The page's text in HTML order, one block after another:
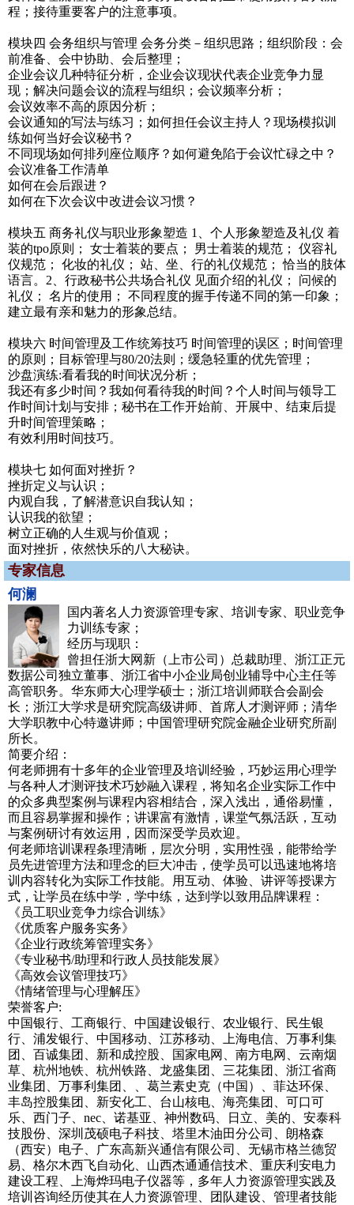
程；接待重要客户的注意事项。
模块四 会务组织与管理 会务分类－组织思路；组织阶段：会
前准备、会中协助、会后整理；
企业会议几种特征分析，企业会议现状代表企业竞争力显
现；解决问题会议的流程与组织；会议频率分析；
会议效率不高的原因分析；
会议通知的写法与练习；如何担任会议主持人？现场模拟训
练如何当好会议秘书？
不同现场如何排列座位顺序？如何避免陷于会议忙碌之中？
会议准备工作清单
如何在会后跟进？
如何在下次会议中改进会议习惯？
模块五 商务礼仪与职业形象塑造 1、个人形象塑造及礼仪 着
装的tpo原则； 女士着装的要点； 男士着装的规范； 仪容礼
仪规范； 化妆的礼仪； 站、坐、行的礼仪规范； 恰当的肢体
语言。2、行政秘书公共场合礼仪 见面介绍的礼仪； 问候的
礼仪； 名片的使用； 不同程度的握手传递不同的第一印象；
建立最有亲和魅力的形象总结。
模块六 时间管理及工作统筹技巧 时间管理的误区；时间管理
的原则；目标管理与80/20法则；缓急轻重的优先管理；
沙盘演练:看看我的时间状况分析；
我还有多少时间？我如何看待我的时间？个人时间与领导工
作时间计划与安排；秘书在工作开始前、开展中、结束后提
升时间管理策略；
有效利用时间技巧。
模块七 如何面对挫折？
挫折定义与认识；
内观自我，了解潜意识自我认知；
认识我的欲望；
树立正确的人生观与价值观；
面对挫折，依然快乐的八大秘诀。
专家信息
何澜
国内著名人力资源管理专家、培训专家、职业竞争
力训练专家；
经历与现职：
曾担任浙大网新（上市公司）总裁助理、浙江正元
数据公司独立董事、浙江省中小企业局创业辅导中心主任等
高管职务。华东师大心理学硕士；浙江培训师联合会副会
长；浙江大学求是研究院高级讲师、首席人才测评师；清华
大学职教中心特邀讲师；中国管理研究院金融企业研究所副
所长。
简要介绍：
何老师拥有十多年的企业管理及培训经验，巧妙运用心理学
与各种人才测评技术巧妙融入课程，将知名企业实际工作中
的众多典型案例与课程内容相结合，深入浅出，通俗易懂，
而且容易掌握和操作；讲课富有激情，课堂气氛活跃，互动
与案例研讨有效运用，因而深受学员欢迎。
何老师培训课程条理清晰，层次分明，实用性强，能带给学
员先进管理方法和理念的巨大冲击，使学员可以迅速地将培
训内容转化为实际工作技能。用互动、体验、讲评等授课方
式，让学员在练中学，学中练，达到学以致用品牌课程：
《员工职业竞争力综合训练》
《优质客户服务实务》
《企业行政统筹管理实务》
《专业秘书/助理和行政人员技能发展》
《高效会议管理技巧》
《情绪管理与心理解压》
荣誉客户:
中国银行、工商银行、中国建设银行、农业银行、民生银
行、浦发银行、中国移动、江苏移动、上海电信、万事利集
团、百诚集团、新和成控股、国家电网、南方电网、云南烟
草、杭州地铁、杭州铁路、龙盛集团、三花集团、浙江省商
业集团、万事利集团、、葛兰素史克（中国）、菲达环保、
丰岛控股集团、新安化工、台山核电、海亮集团、可口可
乐、西门子、nec、诺基亚、神州数码、日立、美的、安泰科
技股份、深圳茂硕电子科技、塔里木油田分公司、朗格森
（西安）电子、广东高新兴通信有限公司、无锡市格兰德贸
易、格尔木西飞自动化、山西杰通通信技术、重庆利安电力
建设工程、上海烨玛电子仪器等，多年人力资源管理实践及
培训咨询经历使其在人力资源管理、团队建设、管理者技能